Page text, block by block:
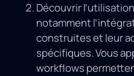
Découvrir
notamment
construites et leur
spécifiques. Vous
workflows